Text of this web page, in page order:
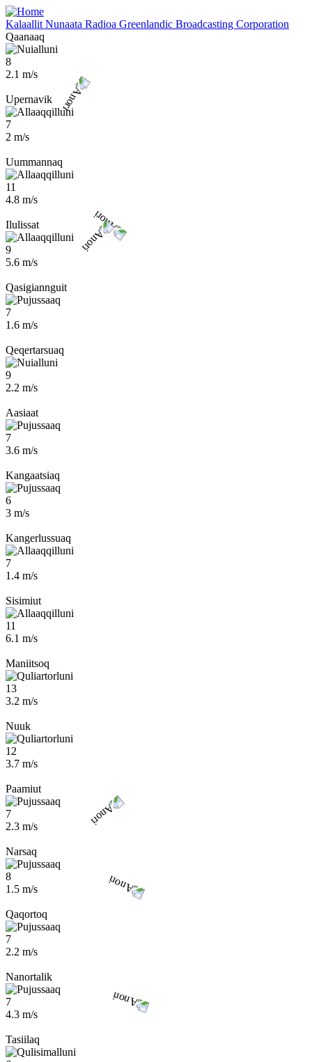
Skip
to
main
content
Kalaallit Nunaata Radioa Greenlandic Broadcasting Corporation
Qaanaaq
8
2.1 m/s
Upernavik
7
2 m/s
Uummannaq
11
4.8 m/s
Ilulissat
9
5.6 m/s
Qasigiannguit
7
1.6 m/s
Qeqertarsuaq
9
2.2 m/s
Aasiaat
7
3.6 m/s
Kangaatsiaq
6
3 m/s
Kangerlussuaq
7
1.4 m/s
Sisimiut
11
6.1 m/s
Maniitsoq
13
3.2 m/s
Nuuk
12
3.7 m/s
Paamiut
7
2.3 m/s
Narsaq
8
1.5 m/s
Qaqortoq
7
2.2 m/s
Nanortalik
7
4.3 m/s
Tasiilaq